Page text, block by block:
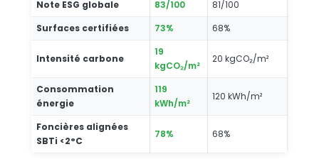
Note ESG globale 83/100
81/100
Surfaces certifiées
73% 68%
Intensité carbone
19
kgCO₂/m²
20 kgCO₂/m²
Consommation
énergie
119
kWh/m²
120 kWh/m²
Foncières alignées
SBTi <2°C
78% 68%